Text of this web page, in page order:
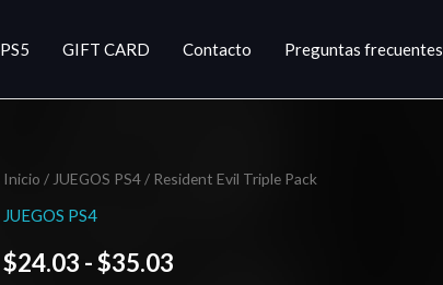
PS5 GIFT CARD Contacto Preguntas frecuentes
Inicio / JUEGOS PS4/ Resident Evil Triple Pack
JUEGOS PS4
$24.03 -$35.03
Rango
Resident
Evil
Pack